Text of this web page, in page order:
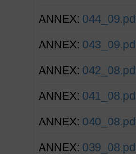
ANNEX:
ANNEX:
ANNEX:
ANNEX:
ANNEX:
ANNEX: